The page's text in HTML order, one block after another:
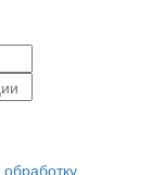
обработку